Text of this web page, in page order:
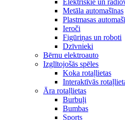
Elektriskie un
Metāla automašīnas
Plastmasas
Ieroči
Figūriņas un roboti
Dzīvnieki
Bērnu elektroauto
Izglītojošās spēles
Koka rotaļlietas
Interaktīvās
Āra rotaļlietas
Burbuļi
Bumbas
Sports